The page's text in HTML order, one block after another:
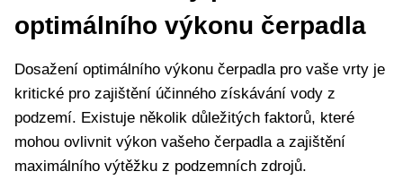
optimálního výkonu čerpadla
Dosažení optimálního výkonu čerpadla pro vaše vrty je
kritické pro zajištění účinného získávání vody z
podzemí. Existuje několik důležitých faktorů, které
mohou ovlivnit výkon vašeho čerpadla a zajištění
maximálního výtěžku z podzemních zdrojů.